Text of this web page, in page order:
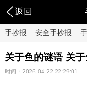
返回
手抄报 安全手抄报
关于鱼的谜语 关
时间：2026-04-22 22:29:01